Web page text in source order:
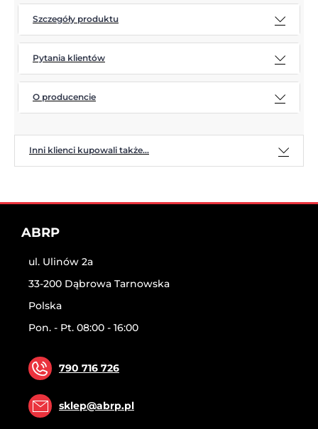
Szczegóły produktu
Pytania klientów
O producencie
Inni klienci kupowali także...
ABRP
ul. Ulinów 2a
33-200 Dąbrowa Tarnowska
Polska
Pon. - Pt. 08:00 - 16:00
790 716 726
sklep@abrp.pl